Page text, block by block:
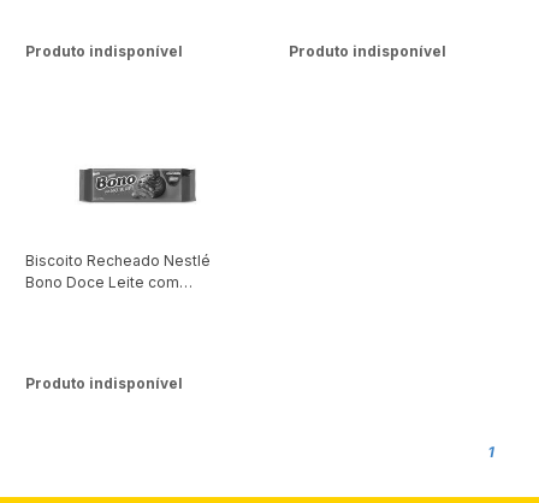
Produto indisponível Produto indisponível
Biscoito Recheado Nestlé
Bono Doce Leite com
Produto indisponível
1